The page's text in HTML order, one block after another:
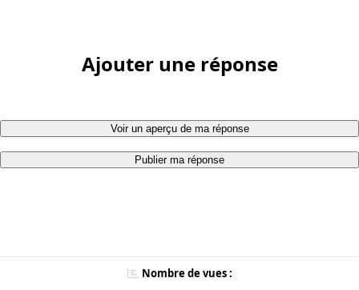
Ajouter une réponse
Voir un aperçu de ma réponse
Publier ma réponse
Nombre de vues :